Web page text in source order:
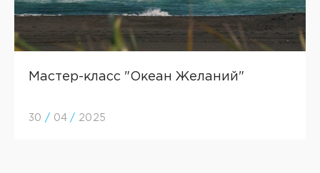
Мастер-класс "Океан Желаний"
30 / 04 / 2025